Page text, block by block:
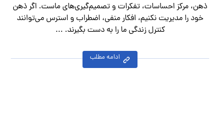
ذهن، مرکز احساسات، تفکرات و تصمیم‌گیری‌های ماست. اگر ذهن
خود را مدیریت نکنیم، افکار منفی، اضطراب و استرس می‌توانند
کنترل زندگی ما را به دست بگیرند. ...
ادامه مطلب